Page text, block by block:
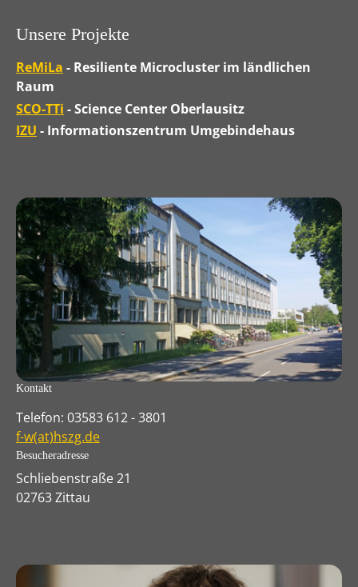
Unsere Projekte
ReMiLa - Resiliente Microcluster im ländlichen
Raum
SCO-TTi - Science Center Oberlausitz
IZU - Informationszentrum Umgebindehaus
Kontakt
Telefon: 03583 612 - 3801
f-w(at)hszg.de
Besucheradresse
Schliebenstraße 21
02763 Zittau